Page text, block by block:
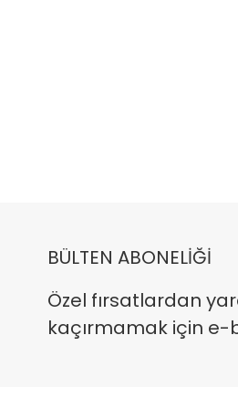
BÜLTEN ABONELİĞİ
Özel fırsatlardan
kaçırmamak için e-